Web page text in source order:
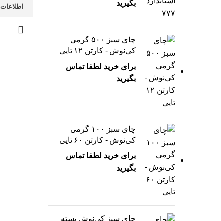
بگیرید
چای سبز ۵۰۰ گرمی
کی‌نوش - کارتن ۱۲ تایی
برای خرید لطفا تماس
بگیرید
چای سبز ۱۰۰ گرمی
کی‌نوش - کارتن ۶۰ تایی
برای خرید لطفا تماس
بگیرید
چای سبز کی‌نوش بسته
اطلاعات